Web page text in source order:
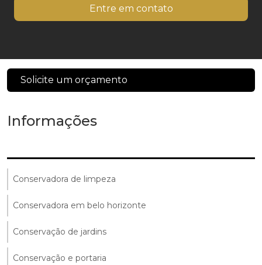
Entre em contato
Solicite um orçamento
Informações
Conservadora de limpeza
Conservadora em belo horizonte
Conservação de jardins
Conservação e portaria